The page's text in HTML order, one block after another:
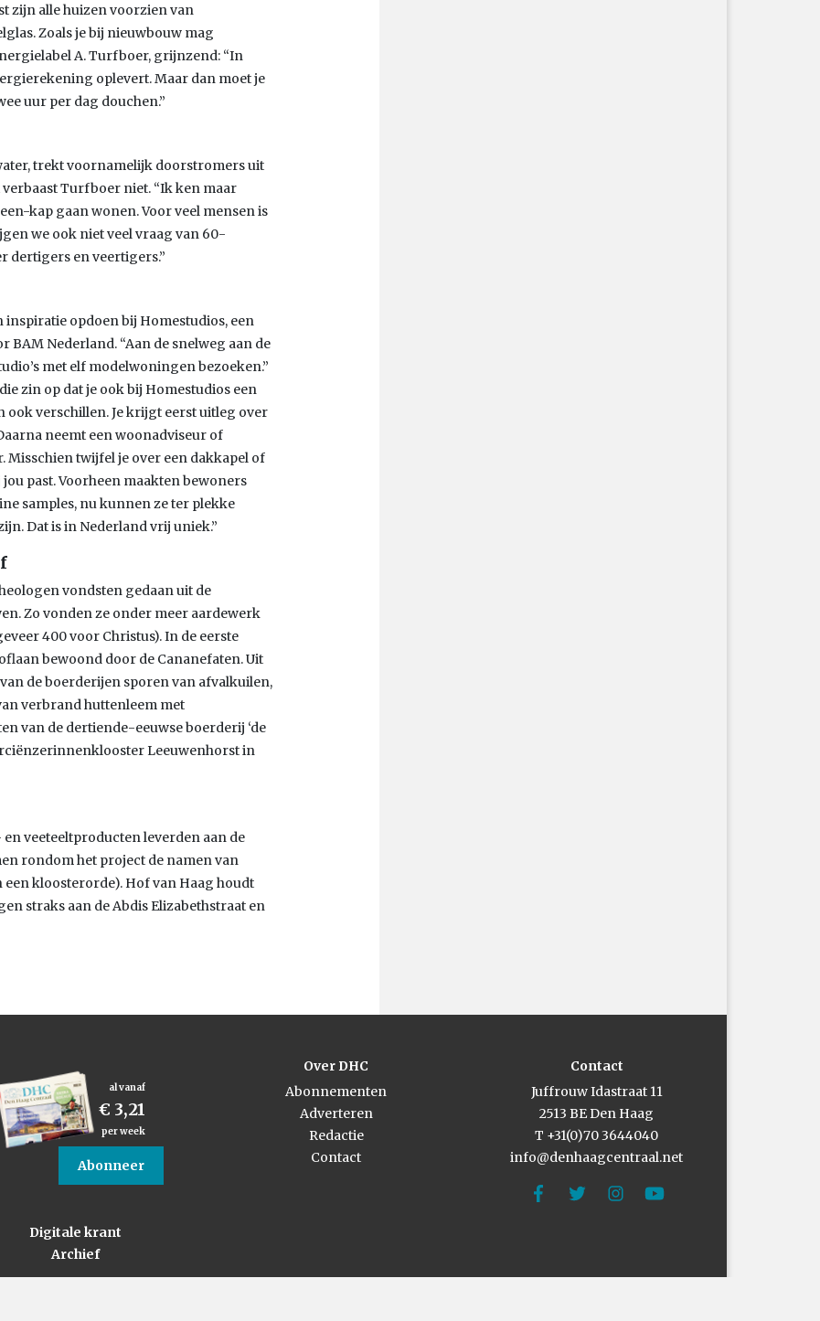
zijn alle huizen voorzien van
Zoals je bij nieuwbouw mag
A. Turfboer, grijnzend: “In
oplevert. Maar dan moet je
uur per dag douchen.”
trekt voornamelijk doorstromers uit
verbaast Turfboer niet. “Ik ken maar
kap gaan wonen. Voor veel mensen is
we ook niet veel vraag van 60-
dertigers en veertigers.”
opdoen bij Homestudios, een
Nederland. “Aan de snelweg aan de
met elf modelwoningen bezoeken.”
zin op dat je ook bij Homestudios een
verschillen. Je krijgt eerst uitleg over
neemt een woonadviseur of
twijfel je over een dakkapel of
past. Voorheen maakten bewoners
samples, nu kunnen ze ter plekke
Dat is in Nederland vrij uniek.”
vondsten gedaan uit de
Zo vonden ze onder meer aardewerk
400 voor Christus). In de eerste
bewoond door de Cananefaten. Uit
de boerderijen sporen van afvalkuilen,
verbrand huttenleem met
van de dertiende-eeuwse boerderij ‘de
Leeuwenhorst in
veeteeltproducten leverden aan de
rondom het project de namen van
kloosterorde). Hof van Haag houdt
straks aan de Abdis Elizabethstraat en
al vanaf
€ 3,21
per week
Abonneer
Digitale krant
Archief
Over DHC
Abonnementen
Adverteren
Redactie
Contact
Contact
Juffrouw Idastraat 11
2513 BE Den Haag
T +31(0)70 3644040
info@denhaagcentraal.net